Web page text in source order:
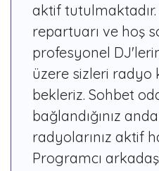
aktif tutulmaktadır.
repartuarı ve hoş
profesyonel
üzere sizleri radyo
bekleriz. Sohbet
bağlandığınız
radyolarınız aktif
Programcı